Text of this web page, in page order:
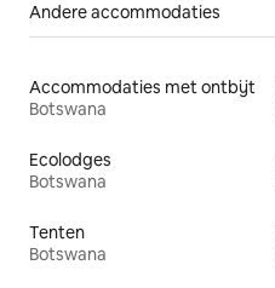
Andere accommodaties
Accommodaties met ontbijt
Botswana
Ecolodges
Botswana
Tenten
Botswana